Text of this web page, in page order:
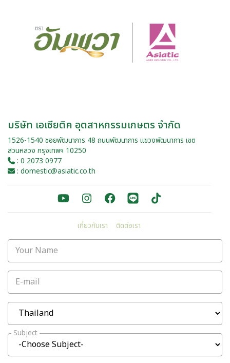
บริษัท เอเซียติค อุตสาหกรรมเกษตร จำกัด
1526-1540 ซอยพัฒนาการ 48 ถนนพัฒนาการ แขวงพัฒนาการ เขต
สวนหลวง กรุงเทพฯ 10250
: 0 2073 0977
: domestic@asiatic.co.th
เกี่ยวกับเรา ติดต่อเรา
Your Name
E-mail
Subject